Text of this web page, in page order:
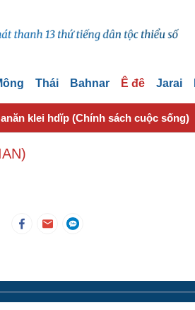
Thái Bahnar Ê đê Jarai
klei hdĭp (Chính sách cuộc sống)